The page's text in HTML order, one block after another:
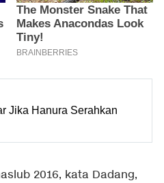
Jika Hanura Serahkan
2016, kata Dadang,